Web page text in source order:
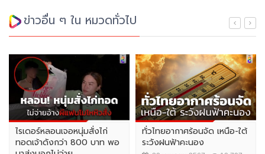
ข่าวอื่น ๆ ใน หมวดทั่วไป
ไรเดอร์หลอนเจอหนุ่มสั่งไก่
ทอดเจ้าดังกว่า 800 บาท พอ
ทั่วไทยอากาศร้อนจัด เหนือ-ใต้
ระวังฝนฟ้าคะนอง